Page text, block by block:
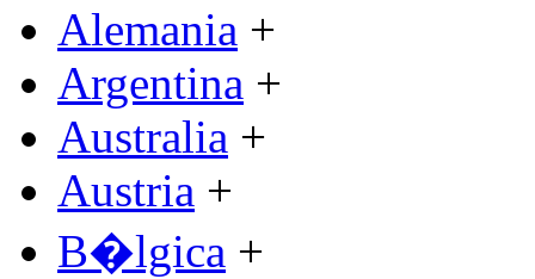
Alemania +
Argentina +
Australia +
Austria +
B�lgica +